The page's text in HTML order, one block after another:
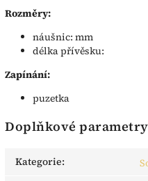
Rozměry:
náušnic: mm
délka přívěsku:
Zapínání:
puzetka
Doplňkové parametry
Kategorie: